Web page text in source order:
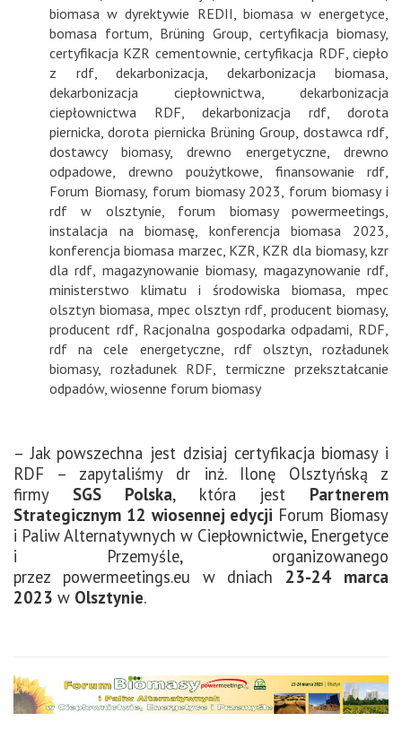
biomasa w dyrektywie REDII, biomasa w energetyce,
bomasa fortum, Brüning Group, certyfikacja biomasy,
certyfikacja KZR cementownie,certyfikacja RDF,ciepło
z rdf, dekarbonizacja, dekarbonizacja biomasa,
dekarbonizacja ciepłownictwa, dekarbonizacja
ciepłownictwa RDF, dekarbonizacja rdf, dorota
piernicka,dorota piernicka Brüning Group, dostawca rdf,
dostawcy biomasy, drewno energetyczne, drewno
odpadowe, drewno poużytkowe, finansowanie rdf,
Forum Biomasy, forum biomasy 2023, forum biomasy i
rdf w olsztynie, forum biomasy powermeetings,
instalacja na biomasę, konferencja biomasa 2023,
konferencja biomasa marzec, KZR, KZR dla biomasy,kzr
dla rdf, magazynowanie biomasy, magazynowanie rdf,
ministerstwo klimatu i środowiska biomasa, mpec
olsztyn biomasa, mpec olsztyn rdf, producent biomasy,
producent rdf, Racjonalna gospodarka odpadami, RDF,
rdf na cele energetyczne, rdf olsztyn,rozładunek
biomasy, rozładunek RDF, termiczne przekształcanie
odpadów, wiosenne forum biomasy
– Jak powszechna jest dzisiaj certyfikacja biomasy i
RDF – zapytaliśmy dr inż. Ilonę Olsztyńską z
firmy SGS Polska, która jest Partnerem
Strategicznym 12 wiosennej edycji Forum Biomasy
i Paliw Alternatywnych w Ciepłownictwie, Energetyce
i Przemyśle, organizowanego
przez powermeetings.eu w dniach 23-24 marca
2023 w Olsztynie.